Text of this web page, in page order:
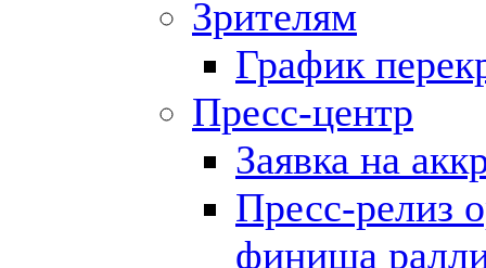
Зрителям
График
Пресс-центр
Заявка на
Пресс-релиз
финиша